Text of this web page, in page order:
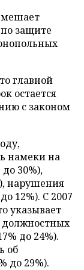
мешает
защите
главной
остается
с законом
намеки на
30%),
нарушения
12%). С 2007
указывает
должностных
до 24%).
об
до 29%).